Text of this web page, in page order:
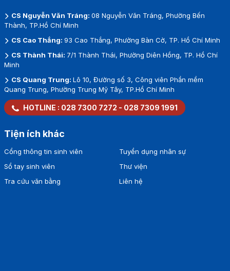
CS Nguyễn Văn Tráng: 08 Nguyễn Văn Tráng, Phường Bến
Thành, TP.Hồ Chí Minh
CS Cao Thắng: 93 Cao Thắng, Phường Bàn Cờ, TP. Hồ Chí Minh
CS Thành Thái: 7/1 Thành Thái, Phường Diên Hồng, TP. Hồ Chí
Minh
CS Quang Trung: Lô 10, Đường số 3, Công viên Phần mềm
Quang Trung, Phường Trung Mỹ Tây, TP.Hồ Chí Minh
HOTLINE : 028 7300 7272 - 028 7309 1991
Tiện ích khác
Cổng thông tin sinh viên
Sổ tay sinh viên
Tra cứu văn bằng
Tuyển dụng nhân sự
Thư viện
Liên hệ